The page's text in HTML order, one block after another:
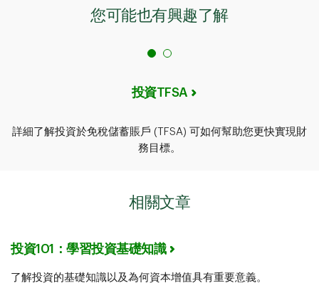
您可能也有興趣了解​​​​​​​
投資TFSA
詳細了解投資於免稅儲蓄賬戶 (TFSA) 可如何幫助您更快實現財
務目標。
相關文章
投資101：學習投資基礎知識
了解投資的基礎知識以及為何資本增值具有重要意義。